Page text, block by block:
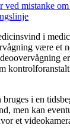
ved mistanke
i
være et
i en
men kan
et